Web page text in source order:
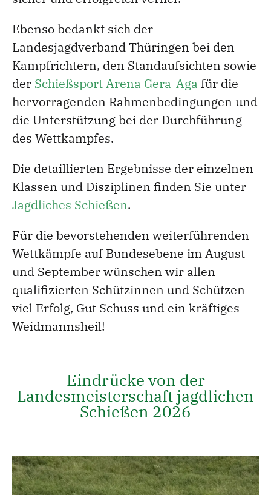
Ebenso bedankt sich der
Landesjagdverband Thüringen bei den
Kampfrichtern, den Standaufsichten sowie
der Schießsport Arena Gera-Aga für die
hervorragenden Rahmenbedingungen und
die Unterstützung bei der Durchführung
des Wettkampfes.
Die detaillierten Ergebnisse der einzelnen
Klassen und Disziplinen finden Sie unter
Jagdliches Schießen.
Für die bevorstehenden weiterführenden
Wettkämpfe auf Bundesebene im August
und September wünschen wir allen
qualifizierten Schützinnen und Schützen
viel Erfolg, Gut Schuss und ein kräftiges
Weidmannsheil!
Eindrücke von der
Landesmeisterschaft jagdlichen
Schießen 2026